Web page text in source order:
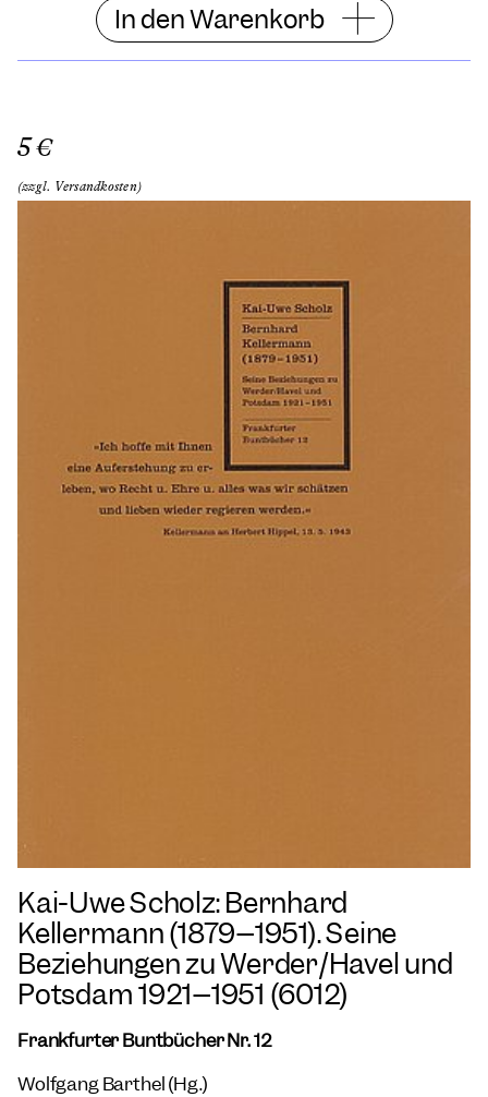
In den Warenkorb
5 €
(zzgl. Versandkosten)
Kai-Uwe Scholz: Bernhard
Kellermann (1879–1951). Seine
Beziehungen zu Werder/Havel und
Potsdam 1921–1951 (6012)
Frankfurter Buntbücher Nr. 12
Wolfgang Barthel (Hg.)